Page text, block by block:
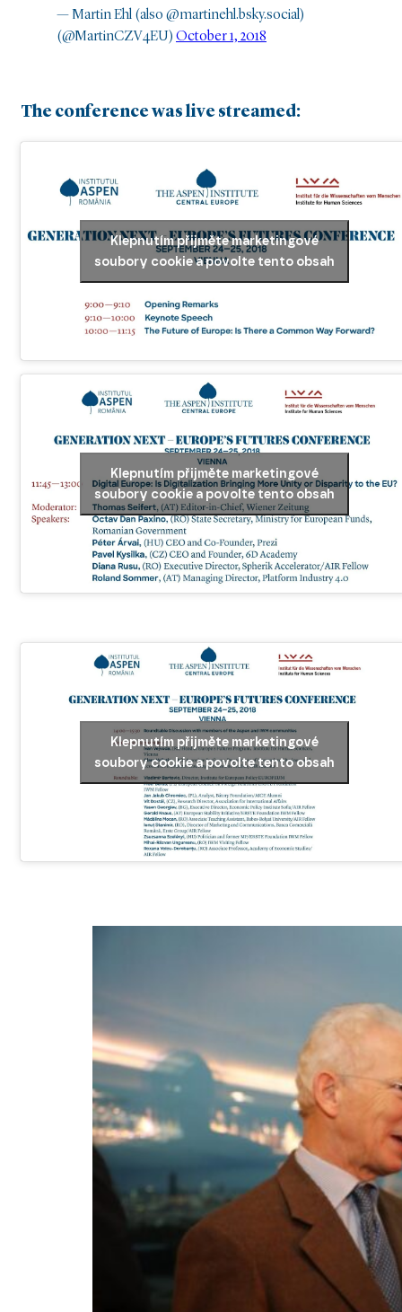
— Martin Ehl (also @martinehl.bsky.social)
(@MartinCZV4EU) October 1, 2018
The conference was live streamed:
Klepnutím přijměte marketingové
soubory cookie a povolte tento obsah
Klepnutím přijměte marketingové
soubory cookie a povolte tento obsah
Klepnutím přijměte marketingové
soubory cookie a povolte tento obsah